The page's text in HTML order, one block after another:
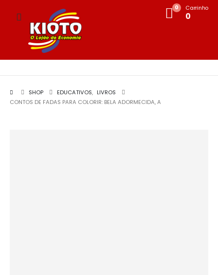
0 Carrinho
0
SHOP EDUCATIVOS, LIVROS
CONTOS DE FADAS PARA COLORIR: BELA ADORMECIDA, A